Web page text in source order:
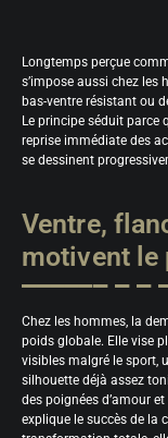
Longtemps perçue
s’impose aussi chez les
bas-ventre résistant ou
Le principe séduit parce
reprise immédiate des
se dessinent
Ventre,
motivent le
Chez les hommes, la
poids globale. Elle vise
visibles malgré le sport,
silhouette déjà assez
des poignées d’amour
explique le succès de la